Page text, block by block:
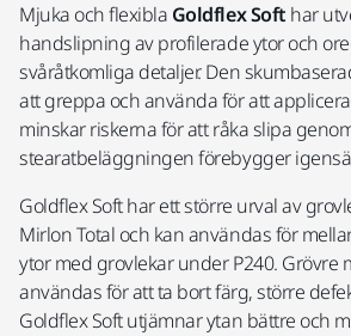
Mjuka och flexibla Goldflex Soft har
handslipning av profilerade ytor och
svåråtkomliga detaljer. Den
att greppa och använda för att
minskar riskerna för att råka slipa
stearatbeläggningen förebygger
Goldflex Soft har ett större urval av
Mirlon Total och kan användas för
ytor med grovlekar under P240. Grövre
användas för att ta bort färg, större
Goldflex Soft utjämnar ytan bättre och